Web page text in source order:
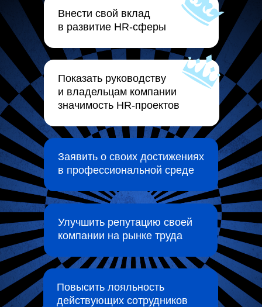
Показать руководству
и владельцам компании
значимость HR-проектов
Внести свой вклад
в развитие HR-сферы
Заявить о своих достижениях
в профессиональной среде
Улучшить репутацию своей
компании на рынке труда
Повысить лояльность
действующих сотрудников